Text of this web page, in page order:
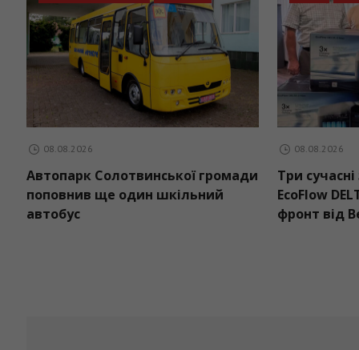
08.08.2026
Автопарк Солотвинської громади
поповнив ще один шкільний
автобус
08.08.2026
Три
EcoFlow
фронт від